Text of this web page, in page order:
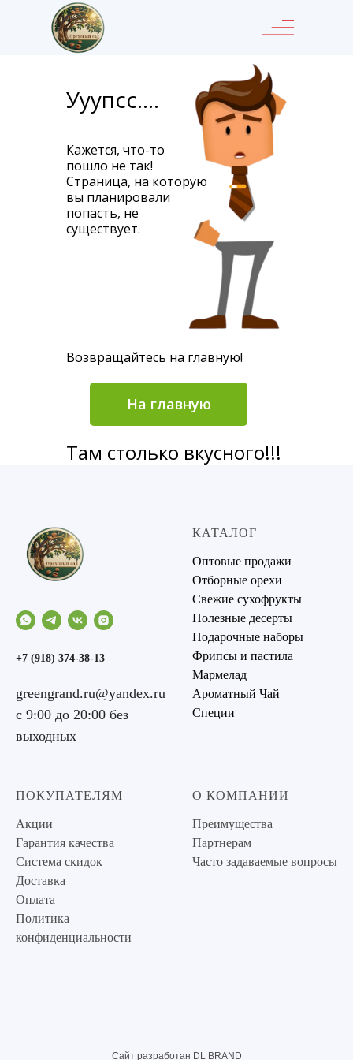
Ууупсс....
Кажется, что-то
пошло не так!
Страница, на которую
вы планировали
попасть, не
существует.
Возвращайтесь на главную!
Там столько вкусного!!!
На главную
+7 (918) 374-38-13
greengrand.ru@yandex.ru
с 9:00 до 20:00 без
выходных
КАТАЛОГ
Оптовые продажи
Отборные орехи
Свежие сухофрукты
Полезные десерты
Подарочные наборы
Фрипсы и пастила
Мармелад
Ароматный Чай
Специи
ПОКУПАТЕЛЯМ
Акции
Гарантия качества
Система скидок
Доставка
Оплата
Политика
конфиденциальности
О КОМПАНИИ
Преимущества
Партнерам
Часто задаваемые вопросы
Сайт разработан DL BRAND